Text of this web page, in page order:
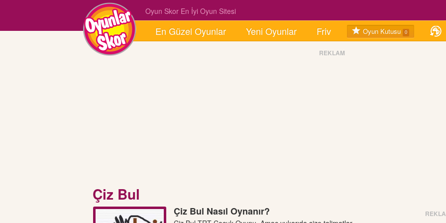
En Güzel Oyunlar Yeni Oyunlar Friv Oyun Kutusu 0
Oyun Skor En İyi Oyun Sitesi
REKLAM
Çiz Bul
Çiz Bul Nasıl Oynanır?